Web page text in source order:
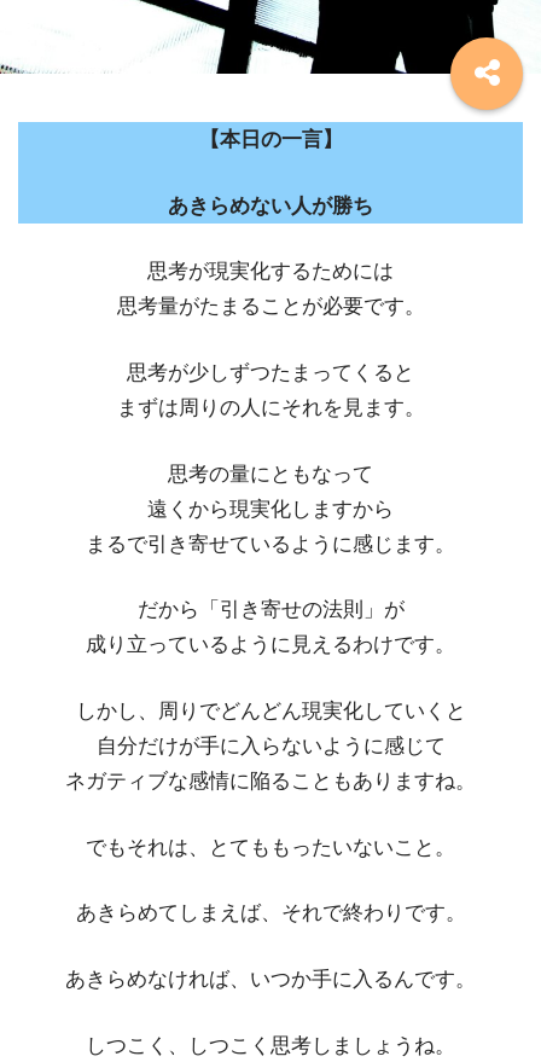
【本日の一言】
あきらめない人が勝ち
思考が現実化するためには
思考量がたまることが必要です。
思考が少しずつたまってくると
まずは周りの人にそれを見ます。
思考の量にともなって
遠くから現実化しますから
まるで引き寄せているように感じます。
だから「引き寄せの法則」が
成り立っているように見えるわけです。
しかし、周りでどんどん現実化していくと
自分だけが手に入らないように感じて
ネガティブな感情に陥ることもありますね。
でもそれは、とてももったいないこと。
あきらめてしまえば、それで終わりです。
あきらめなければ、いつか手に入るんです。
しつこく、しつこく思考しましょうね。